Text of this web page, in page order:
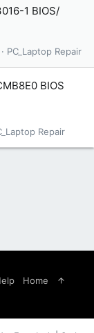
1 BIOS/
PC_Laptop Repair
BIOS
Repair
Home